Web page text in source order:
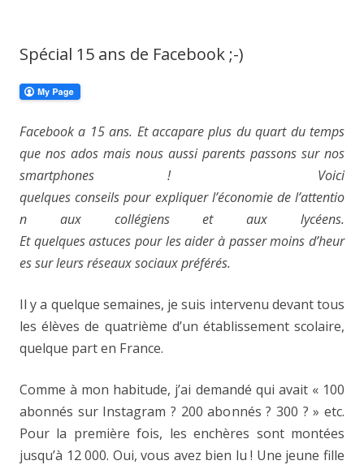
Spécial 15 ans de Facebook ;-)
Facebook a 15 ans. Et accapare plus du quart du temps
que nos ados mais nous aussi parents passons sur nos
smartphones ! Voici
quelques conseils pour expliquer l’économie de l’attentio
n aux collégiens et aux lycéens.
Et quelques astuces pour les aider à passer moins d’heur
es sur leurs réseaux sociaux préférés.
Il y a quelque semaines, je suis intervenu devant tous
les élèves de quatrième d’un établissement scolaire,
quelque part en France.
Comme à mon habitude, j’ai demandé qui avait « 100
abonnés sur Instagram ? 200 abonnés ? 300 ? » etc.
Pour la première fois, les enchères sont montées
jusqu’à 12 000. Oui, vous avez bien lu ! Une jeune fille